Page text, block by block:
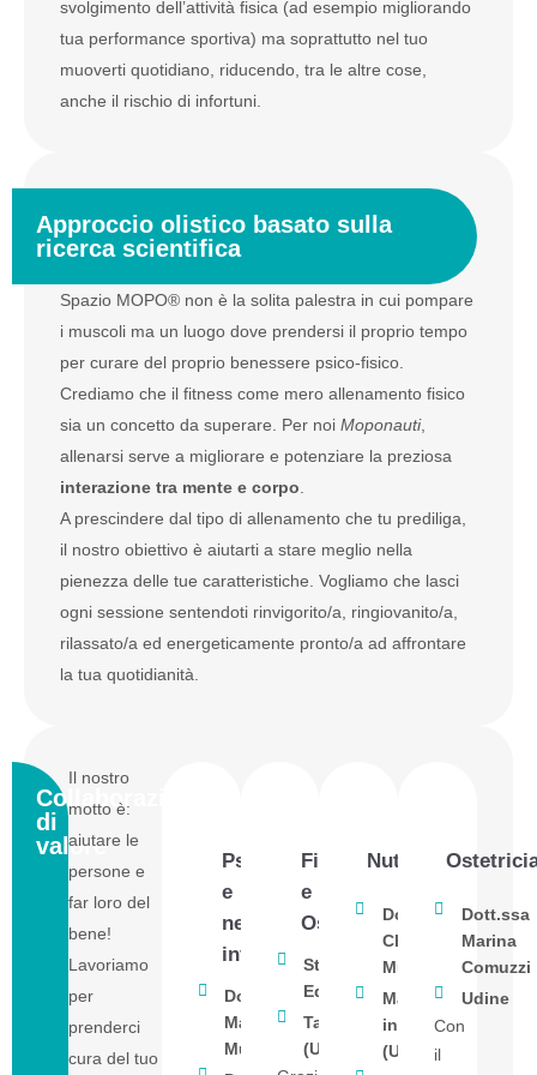
svolgimento dell’attività fisica (ad esempio migliorando
tua performance sportiva) ma soprattutto nel tuo
muoverti quotidiano, riducendo, tra le altre cose,
anche il rischio di infortuni.
Approccio olistico basato sulla
ricerca scientifica
Spazio MOPO® non è la solita palestra in cui pompare
i muscoli ma un luogo dove prendersi il proprio tempo
per curare del proprio benessere psico-fisico.
Crediamo che il fitness come mero allenamento fisico
sia un concetto da superare. Per noi Moponauti,
allenarsi serve a migliorare e potenziare la preziosa
interazione tra mente e corpo
A prescindere dal tipo di allenamento che tu prediliga,
il nostro obiettivo è aiutarti a stare meglio nella
pienezza delle tue caratteristiche. Vogliamo che lasci
ogni sessione sentendoti rinvigorito/a, ringiovanito/a,
rilassato/a ed energeticamente pronto/a ad affrontare
la tua quotidianità.
Collaborazioni
di
valore
Il nostro
motto è:
aiutare le
persone e
far loro del
bene!
Lavoriamo
per
prenderci
cura del tuo
Psicoterapia
e
neuropsichiatria
infantile
Dott.ssa
Martina
Murdocco
Fisioterapia
e
Osteopatia​
Studio
EquiLibra
Tavagnacco
(UD)
Nutrizione
Dott.ssa
Chiara
Muzzolini
Magnano
in Riviera
(UD)
Dott.ssa
Marina
Comuzzi
Udine
Con
il